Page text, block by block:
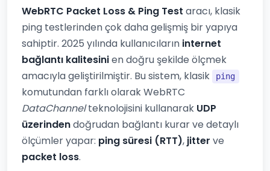
WebRTC Packet Loss & Ping Test aracı, klasik
ping testlerinden çok daha gelişmiş bir yapıya
sahiptir. 2025 yılında kullanıcıların internet
bağlantı kalitesinien doğru şekilde ölçmek
amacıyla geliştirilmiştir. Bu sistem, klasik
ping
komutundan farklı olarak WebRTC
DataChannelteknolojisini kullanarak UDP
üzerindendoğrudan bağlantı kurar ve detaylı
ölçümler yapar: ping süresi (RTT), jitter ve
packet loss.